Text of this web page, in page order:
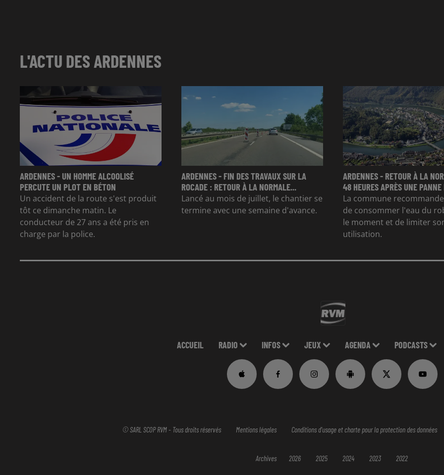
L'ACTU DES ARDENNES
ARDENNES - UN HOMME ALCOOLISÉ
PERCUTE UN PLOT EN BÉTON
Un accident de la route s'est produit
tôt ce dimanche matin. Le
conducteur de 27 ans a été pris en
charge par la police.
ARDENNES - FIN DES TRAVAUX SUR LA
ROCADE : RETOUR À LA NORMALE...
Lancé au mois de juillet, le chantier se
termine avec une semaine d'avance.
ARDENNES - RETOUR À LA
48 HEURES APRÈS UNE
La commune
de consommer l'eau du
le moment et de limiter
utilisation.
ACCUEIL RADIO INFOS JEUX AGENDA PODCASTS
© SARL SCOP RVM - Tous droits réservés Mentions légales Conditions d'usage et charte pour la protection des données
Archives 2026 2025 2024 2023 2022